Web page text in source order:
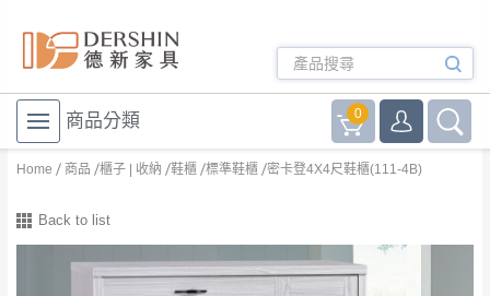
商品分類 0
Home 商品 櫃子 | 收納 鞋櫃 標準鞋櫃 密卡登4X4尺鞋櫃(111-4B)
Back to list